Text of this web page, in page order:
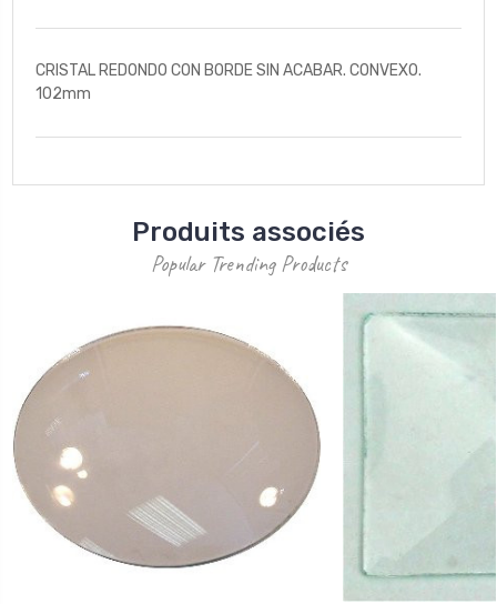
CRISTAL REDONDO CON BORDE SIN ACABAR. CONVEXO.
102mm
Produits associés
Popular Trending Products